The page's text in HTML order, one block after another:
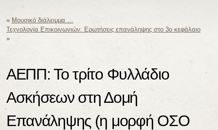
« Μουσικό διάλειμμα …
Τεχνολογία Επικοινωνιών: Ερωτήσεις επανάληψης στο 3ο κεφάλαιο
»
ΑΕΠΠ: Το τρίτο Φυλλάδιο
Ασκήσεων στη Δομή
Επανάληψης (η μορφή ΟΣΟ